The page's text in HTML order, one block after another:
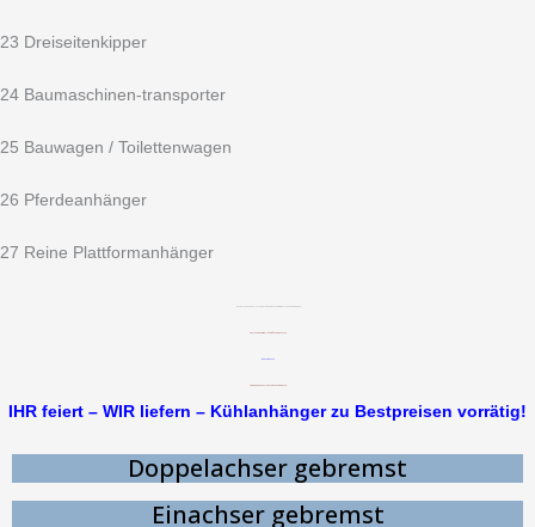
23 Dreiseitenkipper
24 Baumaschinen-transporter
25 Bauwagen / Toilettenwagen
26 Pferdeanhänger
27 Reine Plattformanhänger
IHR feiert – WIR liefern – Kühlanhänger zu Bestpreisen vorrätig!
Doppelachser gebremst
Einachser gebremst